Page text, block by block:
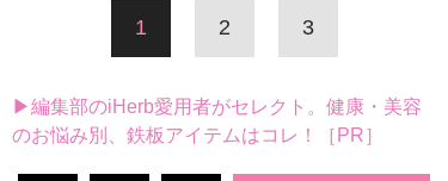
1 2 3
▶編集部のiHerb愛用者がセレクト。健康・美容
のお悩み別、鉄板アイテムはコレ！［PR］